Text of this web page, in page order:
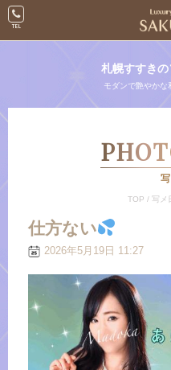
札幌すすきの
モダンで艶やかな
TOP / 写メ
仕方ない
2026年5月19日 11:27